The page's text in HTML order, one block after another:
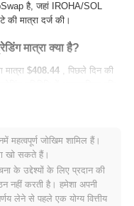
है, जहां IROHA/SOL
मात्रा दर्ज की।
मात्रा क्या है?
$408.44 , पिछले दिन की
क्या है?
नीचे कारोबार कर रहा है .
महत्वपूर्ण जोखिम शामिल हैं।
खो सकते हैं।
के उद्देश्यों के लिए प्रदान की
नहीं करती है। हमेशा अपनी
लेने से पहले एक योग्य वित्तीय